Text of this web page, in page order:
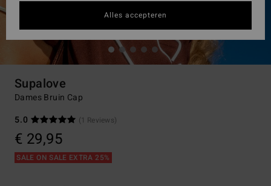
Supalove
Dames Bruin Cap
5.0
(1 Reviews)
€ 29,95
SALE ON SALE EXTRA 25%
Alles accepteren